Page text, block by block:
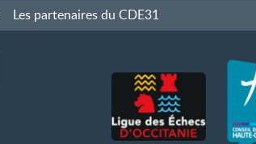
Les partenaires du CDE31